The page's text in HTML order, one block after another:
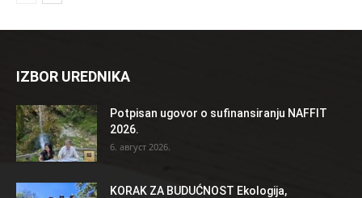
IZBOR UREDNIKA
Potpisan ugovor o sufinansiranju NAFFIT
2026.
6. август 2026.
KORAK ZA BUDUĆNOST Ekologija,